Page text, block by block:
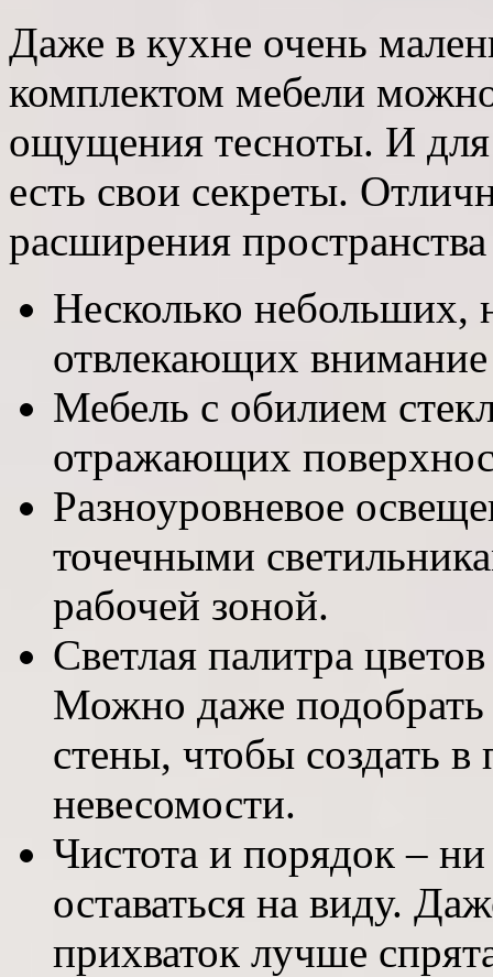
Даже в кухне очень
комплектом мебели
ощущения тесноты. И для
есть свои секреты.
расширения
Несколько небольших,
отвлекающих
Мебель с обилием
отражающих
Разноуровневое
точечными
рабочей зоной.
Светлая палитра
Можно даже подобрать
стены, чтобы создать
невесомости.
Чистота и порядок –
оставаться на виду.
прихваток лучше